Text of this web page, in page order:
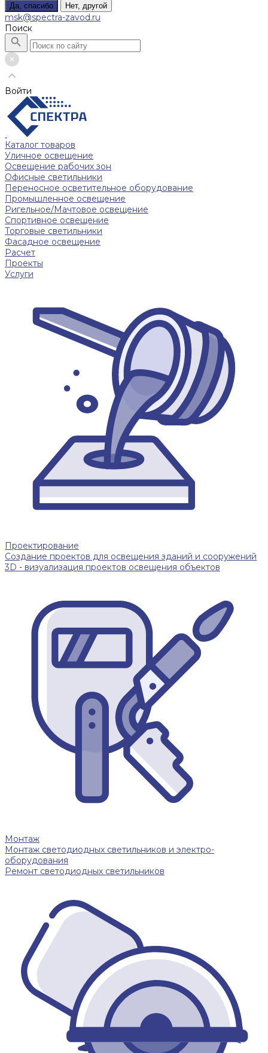
Да, спасибо Нет, другой
msk@spectra-zavod.ru
Поиск
Войти
Каталог товаров
Уличное освещение
Освещение рабочих зон
Офисные светильники
Переносное осветительное оборудование
Промышленное освещение
Ригельное/Мачтовое освещение
Спортивное освещение
Торговые светильники
Фасадное освещение
Расчет
Проекты
Услуги
Проектирование
Создание проектов для освещения зданий и сооружений
3D - визуализация проектов освещения объектов
Монтаж
Монтаж светодиодных светильников и электро-
оборудования
Ремонт светодиодных светильников